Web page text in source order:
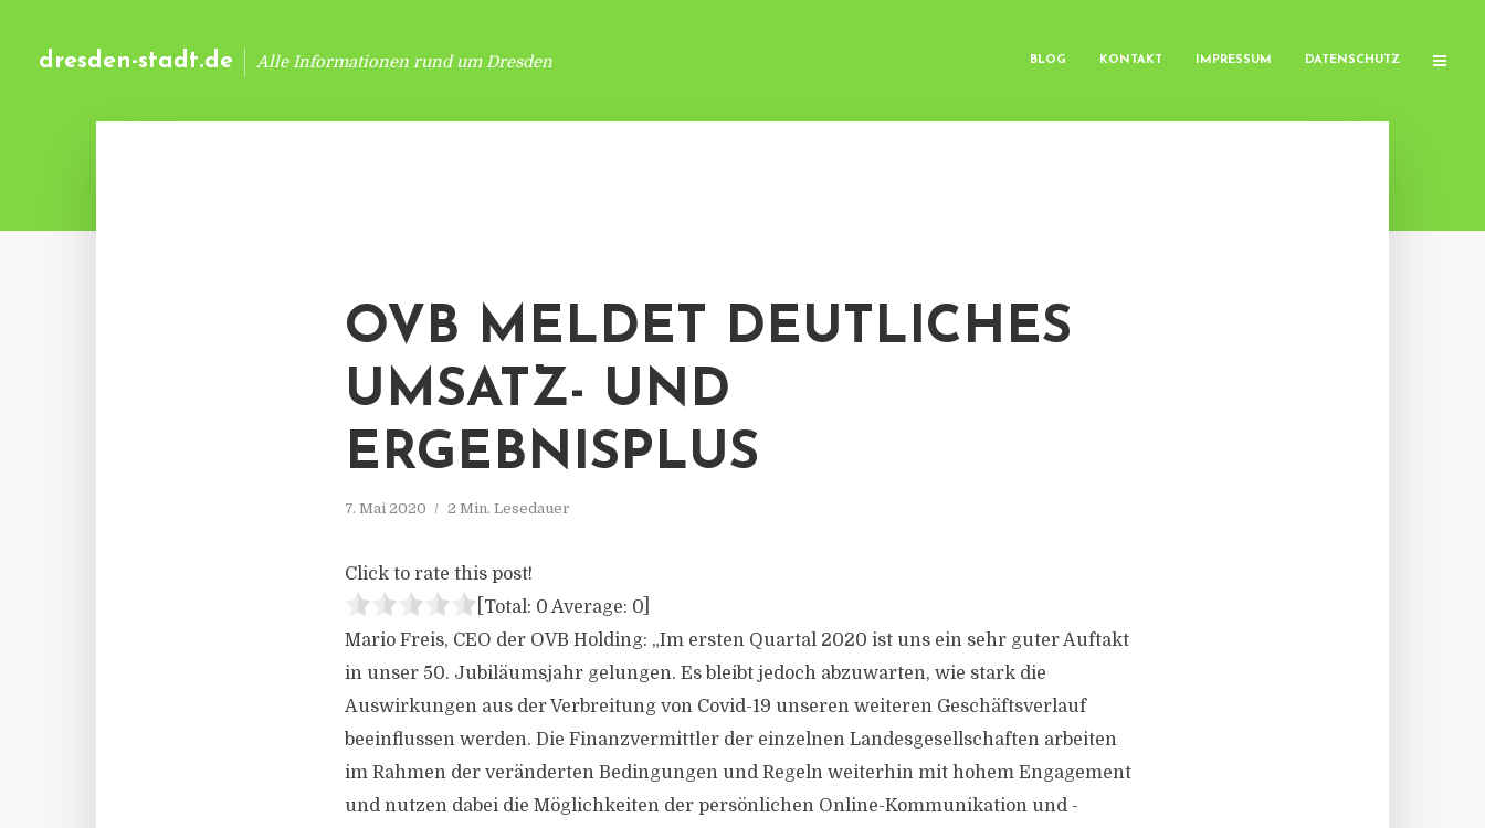
dresden-stadt.de Alle Informationen rund um Dresden BLOG KONTAKT IMPRESSUM DATENSCHUTZ
OVB MELDET DEUTLICHES
UMSATZ- UND
ERGEBNISPLUS
7. Mai 2020 2 Min. Lesedauer
Click to rate this post!
[Total: 0 Average: 0
Mario Freis, CEO der OVB Holding: „Im ersten Quartal 2020 ist uns ein sehr guter Auftakt
in unser 50. Jubiläumsjahr gelungen. Es bleibt jedoch abzuwarten, wie stark die
Auswirkungen aus der Verbreitung von Covid-19 unseren weiteren Geschäftsverlauf
beeinflussen werden. Die Finanzvermittler der einzelnen Landesgesellschaften arbeiten
im Rahmen der veränderten Bedingungen und Regeln weiterhin mit hohem Engagement
und nutzen dabei die Möglichkeiten der persönlichen Online-Kommunikation und -